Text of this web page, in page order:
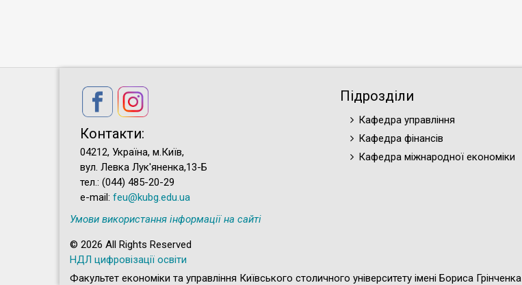
Контакти:
04212, Україна, м.Київ,
вул. Левка Лук'яненка,13-Б
тел.: (044) 485-20-29
e-mail: feu@kubg.edu.ua
Підрозділи
Кафедра управління
Кафедра фінансів
Кафедра міжнародної економіки
Умови використання інформації на сайті
© 2026 All Rights Reserved
НДЛ цифровізації освіти
Факультет економіки та управління Київського столичного університету імені Бориса Грінченка